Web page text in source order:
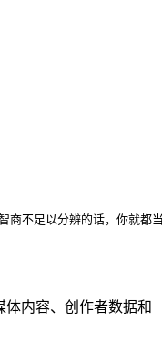
商不足以分辨的话，你就
体内容、创作者数据和